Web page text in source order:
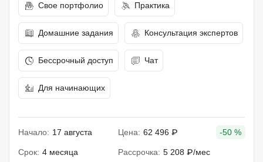
Свое портфолио Практика
Домашние задания Консультация экспертов
Бессрочный доступ Чат
Для начинающих
Начало: 17 августа Цена: 62 496 ₽ -50 %
Срок: 4 месяца Рассрочка: 5 208 ₽/мес